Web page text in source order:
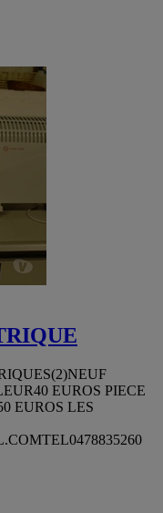
EUROS PIECE
EUROS LES